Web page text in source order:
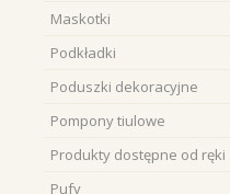
Maskotki
Podkładki
Poduszki dekoracyjne
Pompony tiulowe
Produkty dostępne od ręki
Pufy